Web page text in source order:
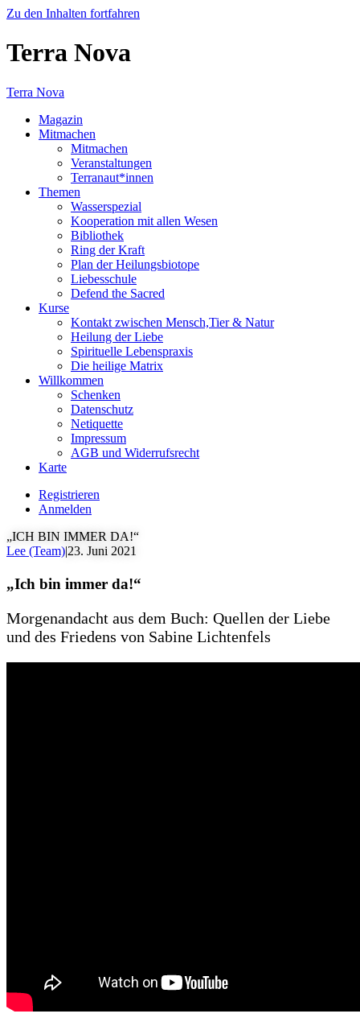
Zu den Inhalten fortfahren
Terra Nova
Terra Nova
Magazin
Mitmachen
Mitmachen
Veranstaltungen
Terranaut*innen
Themen
Wasserspezial
Kooperation mit allen Wesen
Bibliothek
Ring der Kraft
Plan der Heilungsbiotope
Liebesschule
Defend the Sacred
Kurse
Kontakt zwischen Mensch,Tier & Natur
Heilung der Liebe
Spirituelle Lebenspraxis
Die heilige Matrix
Willkommen
Schenken
Datenschutz
Netiquette
Impressum
AGB und Widerrufsrecht
Karte
Registrieren
Anmelden
„ICH BIN IMMER DA!“
Lee (Team)|23. Juni 2021
„Ich bin immer da!“
Morgenandacht aus dem Buch: Quellen der Liebe
und des Friedens von Sabine Lichtenfels